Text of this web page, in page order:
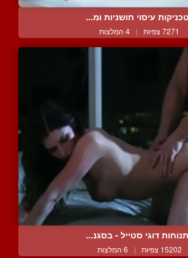
טכניקות עיסוי חושניות ומ...
7271 צפיות | 4 המלצות
תנוחות דוגי סטייל - בסגנ...
15202 צפיות | 6 המלצות